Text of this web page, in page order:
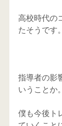
高校時代の
たそうです。
指導者の影
いうことか
僕も今後ト